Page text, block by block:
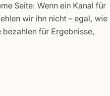
Seite: Wenn ein Kanal für
wir ihn nicht – egal, wie
für Ergebnisse,